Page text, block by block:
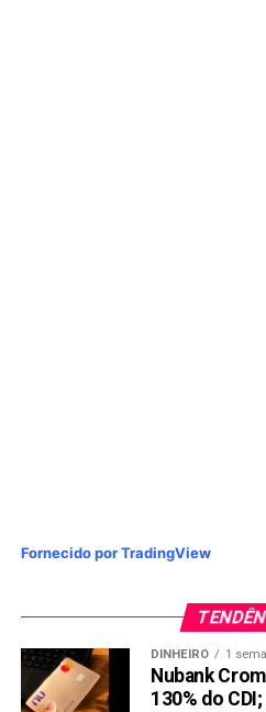
Fornecido por TradingView
DINHEIRO 1
Nubank
130% do